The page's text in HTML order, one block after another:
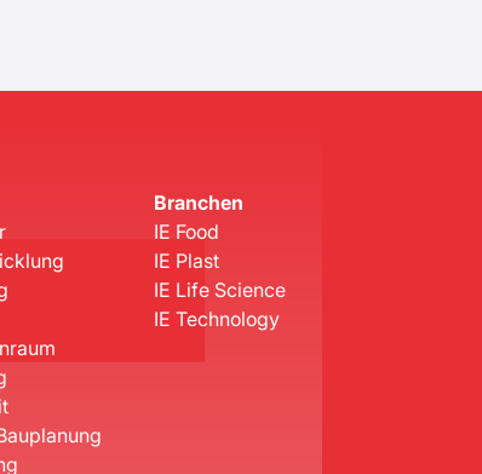
Branchen
IE Food
IE Plast
IE Life Science
IE Technology